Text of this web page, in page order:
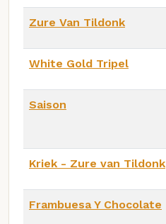
Zure Van Tildonk
White Gold Tripel
Saison
Kriek - Zure van Tildonk
Frambuesa Y Chocolate